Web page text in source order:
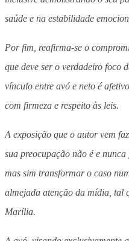
saúde e na estabilidade
Por fim, reafirma-se o
que deve ser o verdadeiro foco
vínculo entre avó e neto é
com firmeza e respeito às leis.
A exposição que o autor vem
sua preocupação não é e
mas sim transformar o caso
almejada atenção da mídia, tal
Marília.